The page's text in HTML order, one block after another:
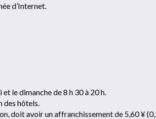
d’Internet.
le dimanche de 8 h 30 à 20 h.
des hôtels.
doit avoir un affranchissement de 5,60 ¥